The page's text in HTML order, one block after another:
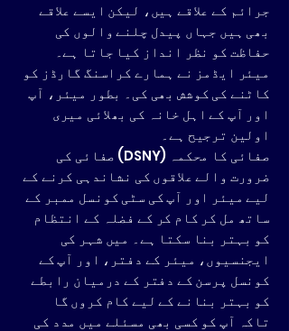
جرائم کے علاقے ہیں، لیکن ایسے علاقے
بھی ہیں جہاں پیدل چلنے والوں کی
حفاظت کو نظر انداز کیا جاتا ہے۔
میئر ایڈمز نے ہمارے کراسنگ گارڈز کو
کاٹنے کی کوشش بھی کی۔ بطور میئر، آپ
اور آپ کے اہل خانہ کی بھلائی میری
اولین ترجیح ہے۔
صفائی کا محکمہ (DSNY) صفائی کی
ضرورت والے علاقوں کی نشاندہی کرنے کے
لیے میئر اور آپ کی سٹی کونسل ممبر کے
ساتھ مل کر کام کر کے فضلہ کے انتظام
کو بہتر بنا سکتا ہے۔ میں شہر کی
ایجنسیوں، میئر کے دفتر، اور آپ کے
کونسل پرسن کے دفتر کے درمیان رابطے
کو بہتر بنانے کے لیے کام کروں گا
تاکہ آپ کو کسی بھی مسئلے میں مدد کی